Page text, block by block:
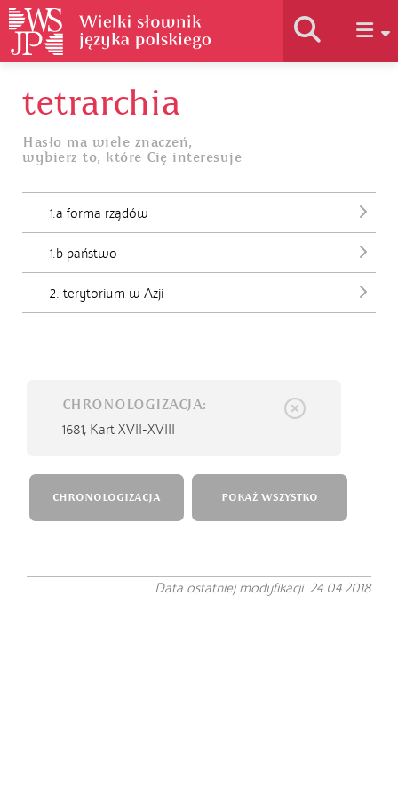
Historia słownika
Jak korzystać
Podstawy naukowe
tetrarchia
Hasło ma wiele znaczeń,
wybierz to, które Cię interesuje
1.a forma rządów
1.b państwo
2. terytorium w Azji
CHRONOLOGIZACJA:
1681, Kart XVII-XVIII
CHRONOLOGIZACJA POKAŻ WSZYSTKO
Data ostatniej modyfikacji: 24.04.2018